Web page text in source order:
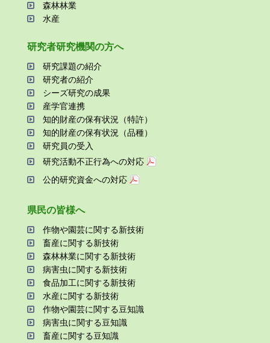
森林林業
⽔産
研究者研究機関の⽅へ
研究課題の紹介
研究者の紹介
シーズ研究の成果
産学官連携
知的財産の保有状況（特許）
知的財産の保有状況（品種）
研究員の受⼊
研究活動不正⾏為への対応
公的研究資金への対応
県⺠の皆様へ
作物や園芸に関する新技術
畜産に関する新技術
森林林業に関する新技術
病害⾍に関する新技術
⾷品加⼯に関する新技術
⽔産に関する新技術
作物や園芸に関する⾖知識
病害⾍に関する⾖知識
畜産に関する⾖知識